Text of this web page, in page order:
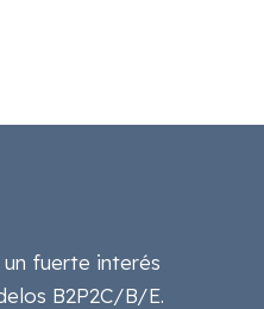
fuerte interés
B2P2C/B/E.